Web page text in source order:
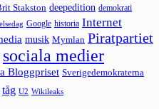
Stakston deepedition demokrati
Google historia Internet
musik Mymlan Piratpartiet
sociala medier
Bloggpriset Sverigedemokraterna
tåg U2 Wikileaks